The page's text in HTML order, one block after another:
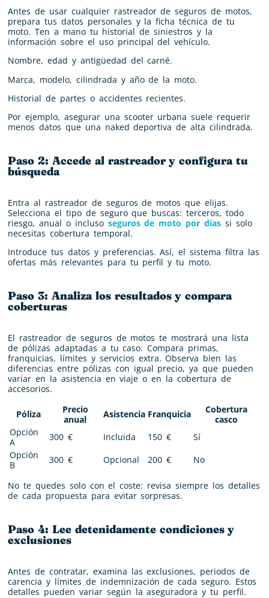
Antes de usar cualquier rastreador de seguros de motos,
prepara tus datos personales y la ficha técnica de tu
moto. Ten a mano tu historial de siniestros y la
información sobre el uso principal del vehículo.
Nombre, edad y antigüedad del carné.
Marca, modelo, cilindrada y año de la moto.
Historial de partes o accidentes recientes.
Por ejemplo, asegurar una scooter urbana suele requerir
menos datos que una naked deportiva de alta cilindrada.
Paso 2: Accede al rastreador y configura tu
búsqueda
Entra al rastreador de seguros de motos que elijas.
Selecciona el tipo de seguro que buscas: terceros, todo
riesgo, anual o incluso seguros de moto por días si solo
necesitas cobertura temporal.
Introduce tus datos y preferencias. Así, el sistema filtra las
ofertas más relevantes para tu perfil y tu moto.
Paso 3: Analiza los resultados y compara
coberturas
El rastreador de seguros de motos te mostrará una lista
de pólizas adaptadas a tu caso. Compara primas,
franquicias, límites y servicios extra. Observa bien las
diferencias entre pólizas con igual precio, ya que pueden
variar en la asistencia en viaje o en la cobertura de
accesorios.
Póliza
Precio
anual
Asistencia Franquicia
Cobertura
casco
Opción
A
300 € Incluida 150 €
Sí
Opción
B
300 € Opcional 200 € No
No te quedes solo con el coste: revisa siempre los detalles
de cada propuesta para evitar sorpresas.
Paso 4: Lee detenidamente condiciones y
exclusiones
Antes de contratar, examina las exclusiones, periodos de
carencia y límites de indemnización de cada seguro. Estos
detalles pueden variar según la aseguradora y tu perfil.